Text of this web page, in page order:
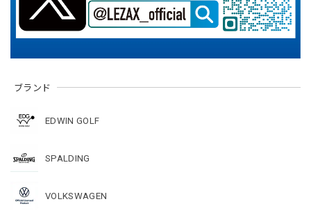
ブランド
EDWIN GOLF
SPALDING
VOLKSWAGEN